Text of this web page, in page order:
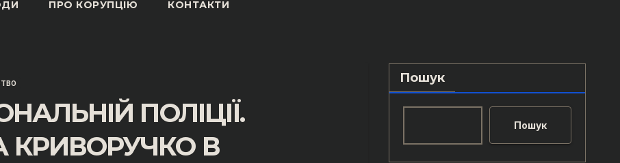
ПРО КОРУПЦІЮ КОНТАКТИ
ПОЛІЦІЇ.
КРИВОРУЧКО В
Пошук
Пошук